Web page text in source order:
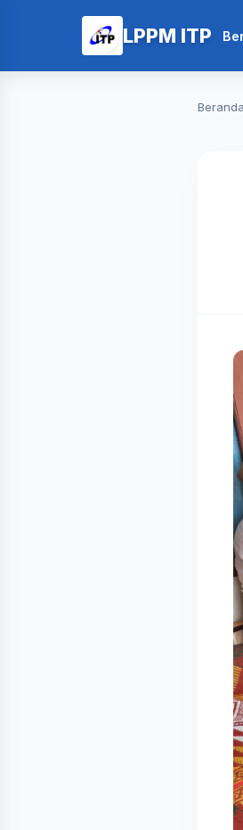
LPPM ITP
Beranda